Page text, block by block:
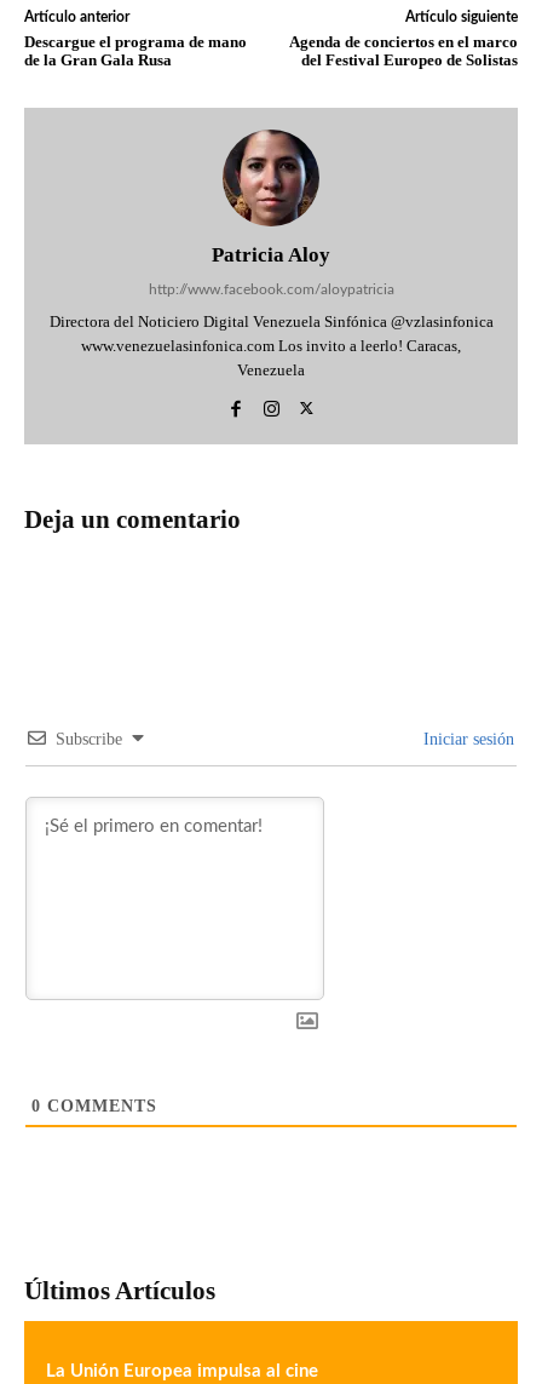
Artículo anterior
Descargue el programa de mano
de la Gran Gala Rusa
Artículo siguiente
Agenda de conciertos en el marco
del Festival Europeo de Solistas
Patricia Aloy
http://www.facebook.com/aloypatricia
Directora del Noticiero Digital Venezuela Sinfónica @vzlasinfonica
www.venezuelasinfonica.com Los invito a leerlo! Caracas,
Venezuela
Deja un comentario
Subscribe Iniciar sesión
0 COMMENTS
Últimos Artículos
La Unión Europea impulsa al cine